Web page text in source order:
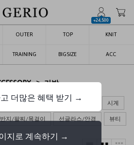
+24,500
OUTER TOP KNIT
TRAINING BIGSIZE ACC
> 가방
갑/목도리/양말 벨트/지갑/키링 시계
반지/팔찌/목걸이 선글라스/안경 뷰티
더많은 혜택 받기 →
지로 계속하기 →